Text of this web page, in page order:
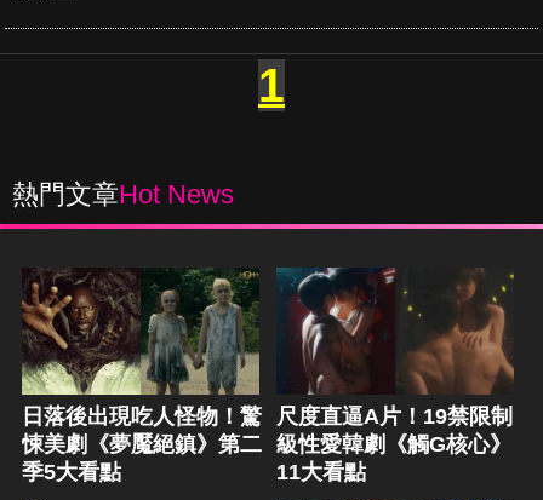
1
熱門文章Hot News
日落後出現吃人怪物！驚
悚美劇《夢魘絕鎮》第二
季5大看點
尺度直逼A片！19禁限制
級性愛韓劇《觸G核心》
11大看點